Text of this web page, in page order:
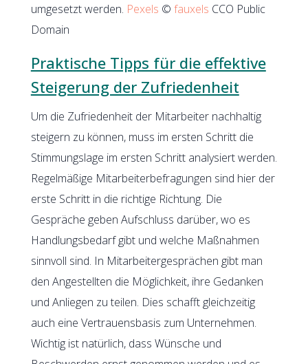
umgesetzt werden. Pexels © fauxels CCO Public
Domain
Praktische Tipps für die effektive
Steigerung der Zufriedenheit
Um die Zufriedenheit der Mitarbeiter nachhaltig
steigern zu können, muss im ersten Schritt die
Stimmungslage im ersten Schritt analysiert werden.
Regelmäßige Mitarbeiterbefragungen sind hier der
erste Schritt in die richtige Richtung. Die
Gespräche geben Aufschluss darüber, wo es
Handlungsbedarf gibt und welche Maßnahmen
sinnvoll sind. In Mitarbeitergesprächen gibt man
den Angestellten die Möglichkeit, ihre Gedanken
und Anliegen zu teilen. Dies schafft gleichzeitig
auch eine Vertrauensbasis zum Unternehmen.
Wichtig ist natürlich, dass Wünsche und